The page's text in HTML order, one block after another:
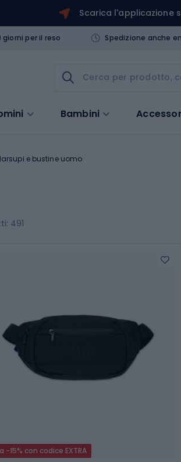
Scarica l'applicazione
giorni per il reso Spedizione anche
Bambini
e bustine uomo
491
-15% con codice EXTRA